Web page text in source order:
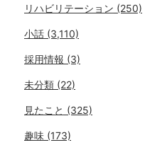
リハビリテーション (250)
小話 (3,110)
採用情報 (3)
未分類 (22)
見たこと (325)
趣味 (173)